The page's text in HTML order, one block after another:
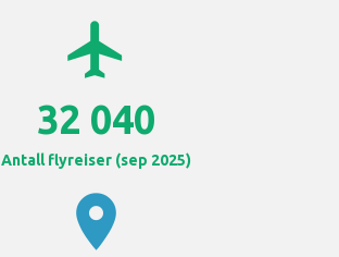
airplanemode_active
32 040
Antall flyreiser (sep 2025)
location_on